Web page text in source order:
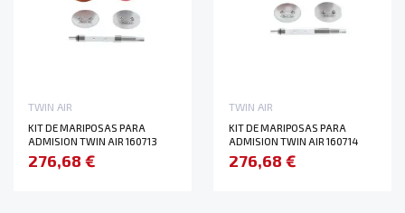
TWIN AIR
KIT DE MARIPOSAS PARA
ADMISION TWIN AIR 160713
276,68 €
TWIN AIR
KIT DE MARIPOSAS PARA
ADMISION TWIN AIR 160714
276,68 €